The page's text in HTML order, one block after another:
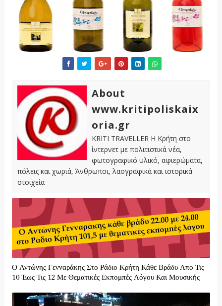
About
www.kritipoliskaix
oria.gr
KRITI TRAVELLER Η Κρήτη στο
ίντερνετ με πολιτιστικά νέα,
φωτογραφικό υλικό, αφιερώματα,
πόλεις και χωριά, Άνθρωποι, λαογραφικά και ιστορικά
στοιχεία
Ο Αντώνης Γενναράκης Στο Ράδιο Κρήτη Κάθε Βράδυ Απο Τις
10 Έως Τις 12 Με Θεματικές Εκπομπές Λόγου Και Μουσικής